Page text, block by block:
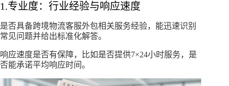
1.专业度：行业经验与响应速度​
是否具备跨境物流客服外包相关服务经验，能迅速识别
常见问题并给出标准化解答。​
响应速度是否有保障，比如是否提供7×24小时服务，是
否能承诺平均响应时间。​